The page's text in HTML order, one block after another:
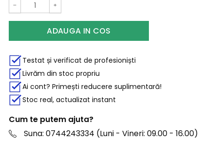
− +
ADAUGA IN COS
Testat și verificat de profesioniști
Livrăm din stoc propriu
Ai cont? Primești reducere suplimentară!
Stoc real, actualizat instant
Cum te putem ajuta?
Suna: 0744243334 (Luni - Vineri: 09.00 - 16.00)